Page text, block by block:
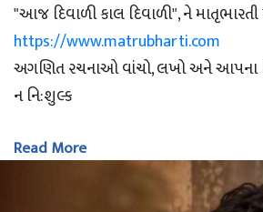
"આજ દિવાળી કાલ દિવાળી", ને માતૃભારતી
https://www.matrubharti.com
અગણિત રચનાઓ વાંચો, લખો અને આપના
ન નિ:શુલ્ક
-- Nirali Desai
Read More